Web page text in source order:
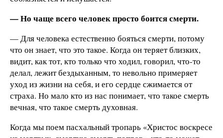
— Но чаще всего человек просто боится смерти.
— Для человека естественно бояться смерти, потому
что он знает, что это такое. Когда он теряет близких,
видит, как тот, кто только что ходил, говорил, что-то
делал, лежит бездыханным, то невольно примеряет
уход из жизни на себя, и его сердце сжимается от
страха. Но мало кто из нас понимает, что такое смерть
вечная, что такое смерть духовная.
Когда мы поем пасхальный тропарь «Христос воскресе